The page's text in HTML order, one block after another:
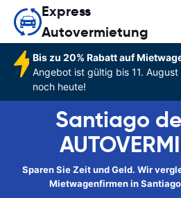
Express
Autovermietung
Bis zu 20% Rabatt auf
Angebot ist gültig bis 11.
noch heute!
Santiago
Sparen Sie Zeit und Geld. Wir
Mietwagenfirmen in